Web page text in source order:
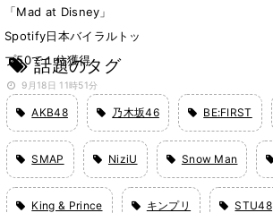
「Mad at Disney」
Spotify日本バイラルトッ
プ50で１位獲得
9月18日 11時51分
話題のタグ
AKB48 乃木坂46 BE:FIRST
SMAP NiziU Snow Man
King & Prince キンプリ STU48